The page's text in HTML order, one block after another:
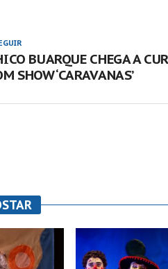
BUARQUE CHEGA A
SHOW ‘CARAVANAS’